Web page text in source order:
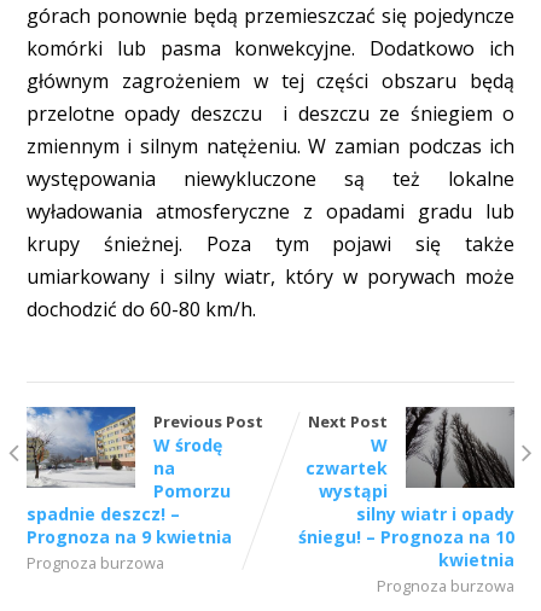
górach ponownie będą przemieszczać się pojedyncze
komórki lub pasma konwekcyjne. Dodatkowo ich
głównym zagrożeniem w tej części obszaru będą
przelotne opady deszczu i deszczu ze śniegiem o
zmiennym i silnym natężeniu. W zamian podczas ich
występowania niewykluczone są też lokalne
wyładowania atmosferyczne z opadami gradu lub
krupy śnieżnej. Poza tym pojawi się także
umiarkowany i silny wiatr, który w porywach może
dochodzić do 60-80 km/h.
Previous Post
W środę
na
Pomorzu
spadnie deszcz! –
Prognoza na 9 kwietnia
Prognoza burzowa
Next Post
W
czwartek
wystąpi
silny wiatr i opady
śniegu! – Prognoza na 10
kwietnia
Prognoza burzowa